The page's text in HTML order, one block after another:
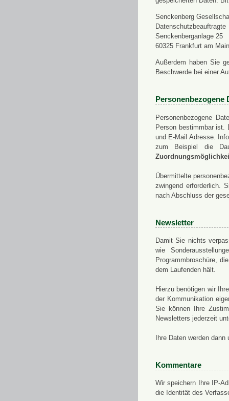
Senckenberg
Datenschutzbeauftragte
Senckenberganlage 25
60325 Frankfurt am Main
Außerdem haben Sie
Beschwerde bei einer
Personenbezogene
Personenbezogene
Person bestimmbar ist.
und E-Mail Adresse.
zum Beispiel die
Übermittelte
zwingend erforderlich.
nach Abschluss der
Newsletter
Damit Sie nichts
wie
Programmbroschüre,
dem Laufenden hält.
Hierzu benötigen wir
der Kommunikation
Sie können Ihre
Newsletters jederzeit
Ihre Daten werden
Kommentare
Wir speichern Ihre IP-
die Identität des